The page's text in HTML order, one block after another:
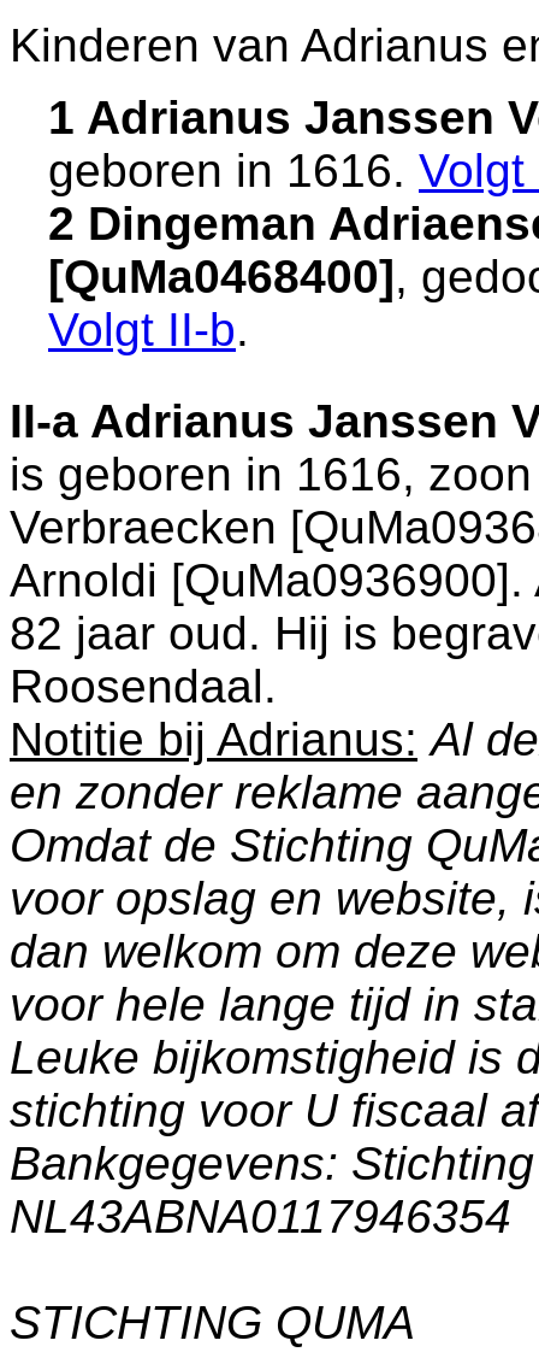
Kinderen van Adrianus
1 Adrianus Janssen
geboren in 1616. Volgt
2 Dingeman
[QuMa0468400],
Volgt II-b.
II-a Adrianus Janssen
is geboren in 1616,
Verbraecken
Arnoldi
82 jaar oud. Hij is
Roosendaal.
Notitie bij Adrianus: Al
en zonder reklame
Omdat de Stichting
voor opslag en website,
dan welkom om deze
voor hele lange tijd in
Leuke bijkomstigheid is
stichting voor U fiscaal
Bankgegevens:
NL43ABNA0117946354
STICHTING QUMA